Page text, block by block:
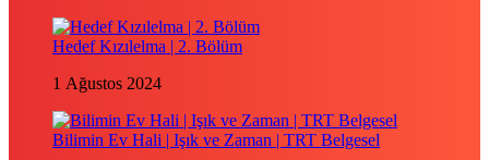
Hedef Kızılelma | 2. Bölüm
1 Ağustos 2024
Bilimin Ev Hali | Işık ve Zaman | TRT Belgesel